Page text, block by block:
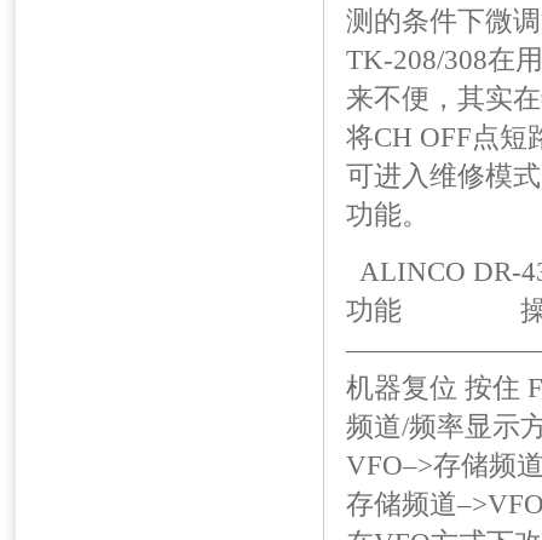
测的条件下微
TK-208/308在
来不便，其实
将CH OFF点短
可进入维修模
功能。
ALINCO DR-
功能 操
机器复位 按住
频道/频率显示
VFO–>存储频
存储频道